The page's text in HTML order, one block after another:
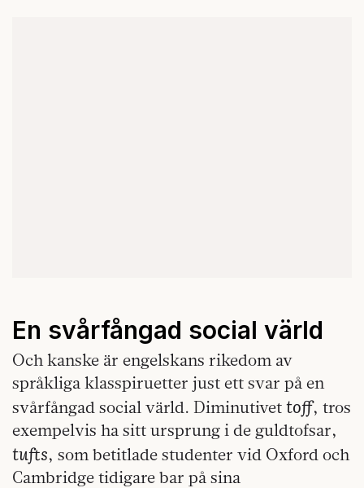
En svårfångad social värld
Och kanske är engelskans rikedom av
språkliga klasspiruetter just ett svar på en
svårfångad social värld. Diminutivet toff, tros
exempelvis ha sitt ursprung i de guldtofsar,
tufts, som betitlade studenter vid Oxford och
Cambridge tidigare bar på sina